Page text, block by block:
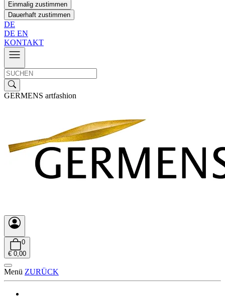
Einmalig zustimmen
Dauerhaft zustimmen
DE
DE EN
KONTAKT
GERMENS artfashion
0
€ 0,00
Menü ZURÜCK